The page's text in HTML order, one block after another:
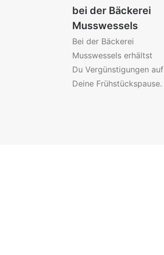
bei der Bäckerei
Musswessels
Bei der Bäckerei
Musswessels erhältst
Du Vergünstigungen auf
Deine Frühstückspause.